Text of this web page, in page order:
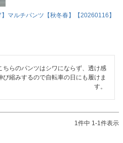
】マルチパンツ【秋冬春】【20260116】
ちらのパンツはシワにならず、透け感
び縮みするので自転車の日にも履けま
す。
1件中 1-1件表示